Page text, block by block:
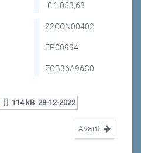
€ 1.053,68
22CON00402
FP00994
ZCB36A96C0
114 kB 28-12-2022
Avanti